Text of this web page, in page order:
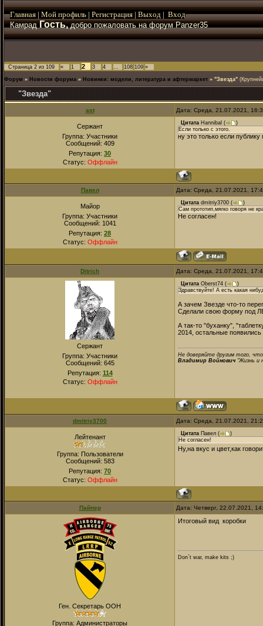
Главная | Мой профиль | Регистрация | Выход | Вход
КамрадГость,добро пожаловать на форум Panzer35
Страница 2 из 109 « 1 2 3 4 … 108 109 »
Форум » Новости форума » Новинки: модели, литература и афтермаркет » "Звезда"
"Звезда"
ast Дата: Среда, 21.07.2021,
Сержант
Группа: Участники
Сообщений: 409
Репутация: 30
Статус: Оффлайн
Цитата Hannibal (
)
Если только с этого.
ну это только если публику
Павел Дата: Среда, 21.07.2021,
Майор
Группа: Участники
Сообщений: 1041
Репутация: 28
Статус: Оффлайн
Цитата dmitriy3700 (
)
Сам прототип,мягко говоря не
Не согласен!
Ditrich Дата: Среда, 21.07.2021,
Сержант
Группа: Участники
Сообщений: 645
Репутация: 114
Статус: Оффлайн
Цитата Oberst74 (
)
Здравствуйте! А есть какая
А зачем Звезде что-то
Сделали свою форму под
А так-то "буханку",
2014, остальные
Не доверяйте другим того,
Владимир Войнович "Жизнь и
dmitriy3700 Дата: Среда, 21.07.2021,
Лейтенант
Группа: Пользователи
Сообщений: 583
Репутация: 70
Статус: Оффлайн
Цитата Павел (
)
Не согласен!
Ну,на вкус и цвет,как
Пайпер Дата: Четверг, 22.07.2021,
Ген. Секретарь ООН
Группа: Администраторы
Итоговый вид коробки
Don`t war, make kits ;)